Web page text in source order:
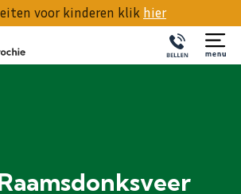
voor kinderen klik hier